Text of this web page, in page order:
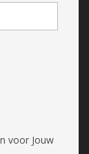
voor Jouw